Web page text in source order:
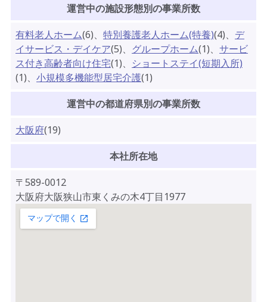
運営中の施設形態別の事業所数
有料老人ホーム(6)、 特別養護老人ホーム(特養)(4)、 デ
イサービス・デイケア(5)、 グループホーム(1)、 サービ
ス付き高齢者向け住宅(1)、 ショートステイ(短期入所)
(1)、 小規模多機能型居宅介護(1)
運営中の都道府県別の事業所数
大阪府(19)
本社所在地
〒589-0012
大阪府大阪狭山市東くみの木4丁目1977